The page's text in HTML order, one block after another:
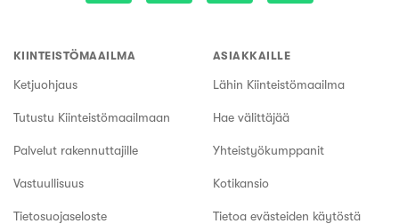
KIINTEISTÖMAAILMA
Ketjuohjaus
Tutustu Kiinteistömaailmaan
Palvelut rakennuttajille
Vastuullisuus
Tietosuojaseloste
ASIAKKAILLE
Lähin Kiinteistömaailma
Hae välittäjää
Yhteistyökumppanit
Kotikansio
Tietoa evästeiden käytöstä